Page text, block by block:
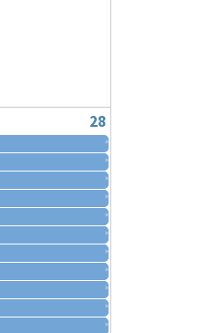
28
»
»
»
»
»
»
»
»
»
»
»